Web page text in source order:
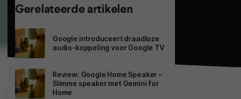
Gerelateerde artikelen
Google introduceert draadloze
audio-koppeling voor Google TV
Review: Google Home Speaker –
Slimme speaker met Gemini for
Home